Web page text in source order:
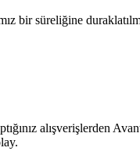
bir süreliğine
alışverişlerden